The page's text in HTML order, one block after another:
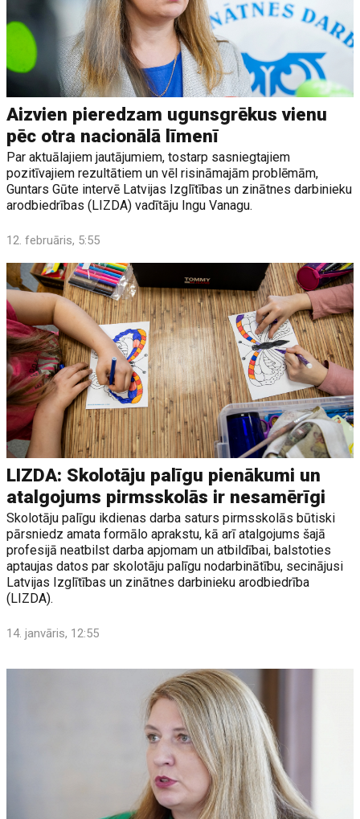
Aizvien pieredzam ugunsgrēkus vienu
pēc otra nacionālā līmenī
Par aktuālajiem jautājumiem, tostarp sasniegtajiem
pozitīvajiem rezultātiem un vēl risināmajām problēmām,
Guntars Gūte intervē Latvijas Izglītības un zinātnes darbinieku
arodbiedrības (LIZDA) vadītāju Ingu Vanagu.
12. februāris, 5:55
LIZDA: Skolotāju palīgu pienākumi un
atalgojums pirmsskolās ir nesamērīgi
Skolotāju palīgu ikdienas darba saturs pirmsskolās būtiski
pārsniedz amata formālo aprakstu, kā arī atalgojums šajā
profesijā neatbilst darba apjomam un atbildībai, balstoties
aptaujas datos par skolotāju palīgu nodarbinātību, secinājusi
Latvijas Izglītības un zinātnes darbinieku arodbiedrība
(LIZDA).
14. janvāris, 12:55